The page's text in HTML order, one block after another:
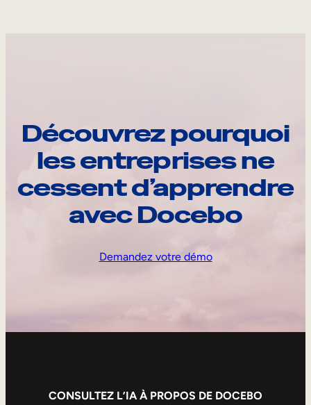
Découvrez pourquoi
les entreprises ne
cessent d’apprendre
avec Docebo
Demandez votre démo
CONSULTEZ L’IA À PROPOS DE DOCEBO